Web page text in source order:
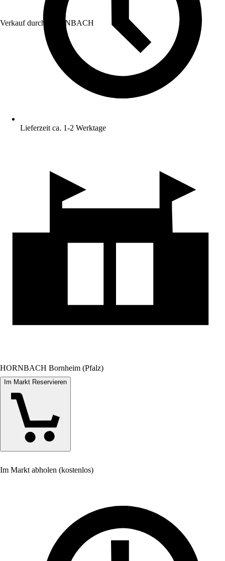
Verkauf durch: HORNBACH
Lieferzeit ca. 1-2 Werktage
HORNBACH Bornheim (Pfalz)
Im Markt Reservieren
Im Markt abholen (kostenlos)